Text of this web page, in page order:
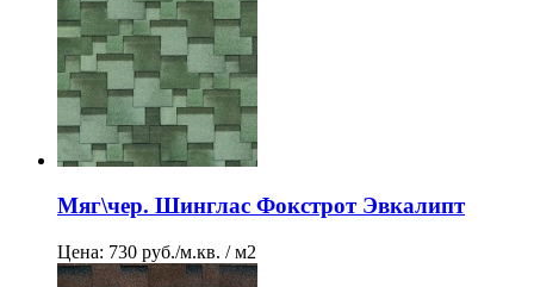
Мяг\чер. Шинглас Фокстрот Эвкалипт
Цена: 730 руб./м.кв. / м2